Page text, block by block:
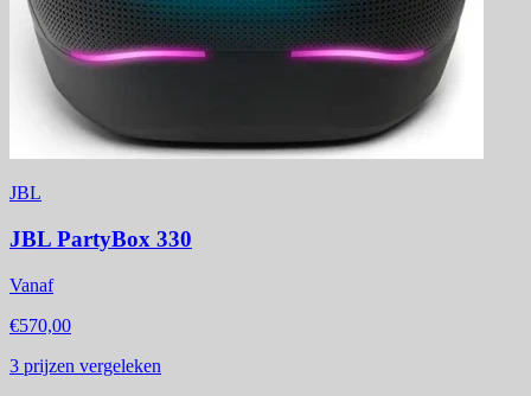
JBL
JBL PartyBox 330
Vanaf
€570,00
3 prijzen vergeleken